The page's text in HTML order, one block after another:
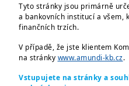
Tyto stránky jsou primárně
a bankovních institucí a všem,
finančních trzích.
V případě, že jste klientem
na stránky www.amundi-kb.cz.
Vstupujete na stránky a
Vážení investoři,
dovolujeme si
Statutů a Sdělení
tuzemských